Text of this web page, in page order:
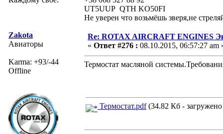
UT5UUP QTH KO50FI
Не уверен что возьмёшь зверя,не
Zakota
Авиаторы
Karma: +93/-44
Offline
Re: ROTAX AIRCRAFT ENGINES
« Ответ #276 : 08.10.2015, 06:57:27 am
Термостат масляной
Термостат.pdf(34.82 Кб - загружено